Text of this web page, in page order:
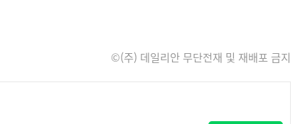
©(주) 데일리안 무단전재 및 재배포 금지